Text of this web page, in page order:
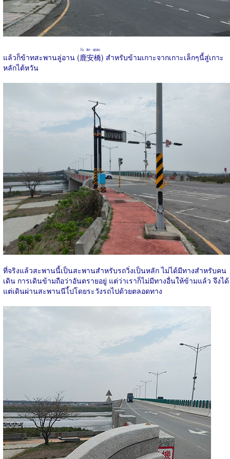
แล้วก็ข้าทสะพานลู่อาน (鹿安橋
lù ān qiáo
) สำหรับข้ามเกาะจากเกาะเล็กๆนี้สู่เกาะ
หลักไต้หวัน
ที่จริงแล้วสะพานนี้เป็นสะพานสำหรับรถวิ่งเป็นหลัก ไม่ได้มีทางสำหรับคน
เดิน การเดินข้ามถือว่าอันตรายอยู่ แต่ว่าเราก็ไม่มีทางอื่นให้ข้ามแล้ว จึงได้
แต่เดินผ่านสะพานนีไ้ปโดยระวังรถไปด้วยตลอดทาง